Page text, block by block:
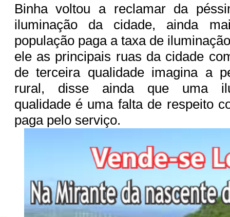
Binha voltou a reclamar da
iluminação da cidade, ainda
população paga a taxa de
ele as principais ruas da cidade
de terceira qualidade imagina a
rural, disse ainda que uma
qualidade é uma falta de respeito
paga pelo serviço.